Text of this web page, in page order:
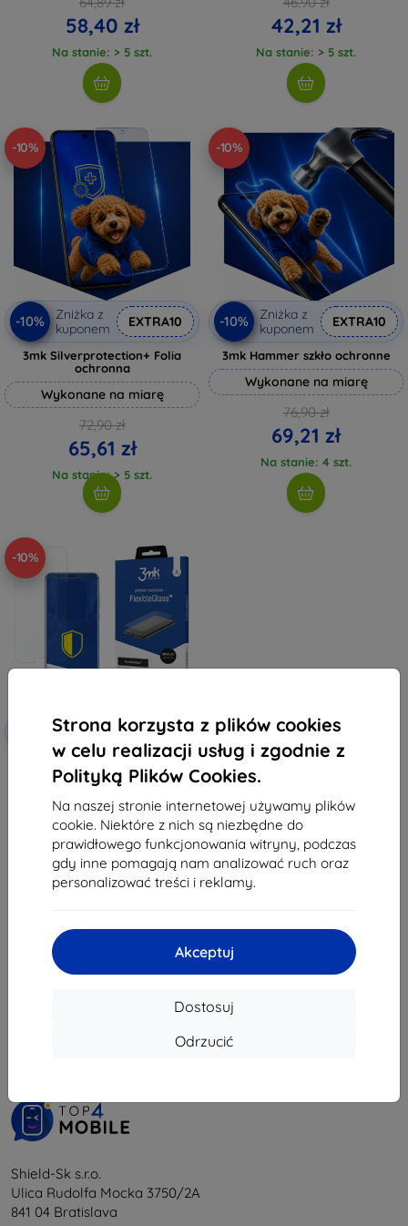
Strona korzysta z plików cookies
w celu realizacji usług i zgodnie z
Polityką Plików Cookies.
Na naszej stronie internetowej używamy plików
cookie. Niektóre z nich są niezbędne do
prawidłowego funkcjonowania witryny, podczas
gdy inne pomagają nam analizować ruch oraz
personalizować treści i reklamy.
Akceptuj
Dostosuj
Odrzucić
58,40 zł
Na stanie: > 5 szt.
42,21 zł
Na stanie: > 5 szt.
-10%
-10%
Zniżka z
kuponem
EXTRA10
3mk Silverprotection+ Folia
ochronna
Wykonane na miarę
72,90 zł
65,61 zł
Na stanie: > 5 szt.
-10%
-10%
Zniżka z
kuponem
EXTRA10
3mk Hammer szkło ochronne
Wykonane na miarę
76,90 zł
69,21 zł
Na stanie: 4 szt.
-10%
Zniżka z
EXTRA10
3MK FlexibleGlass Huawei Honor
View 10 szkło hybrydowe
(5903108021036)
38,90 zł
35,02 zł
Na stanie: > 5 szt.
Shield-Sk s.r.o.
Ulica Rudolfa Mocka 3750/2A
841 04 Bratislava